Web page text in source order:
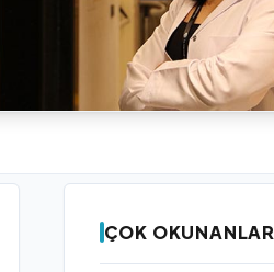
ÇOK OKUNANLAR